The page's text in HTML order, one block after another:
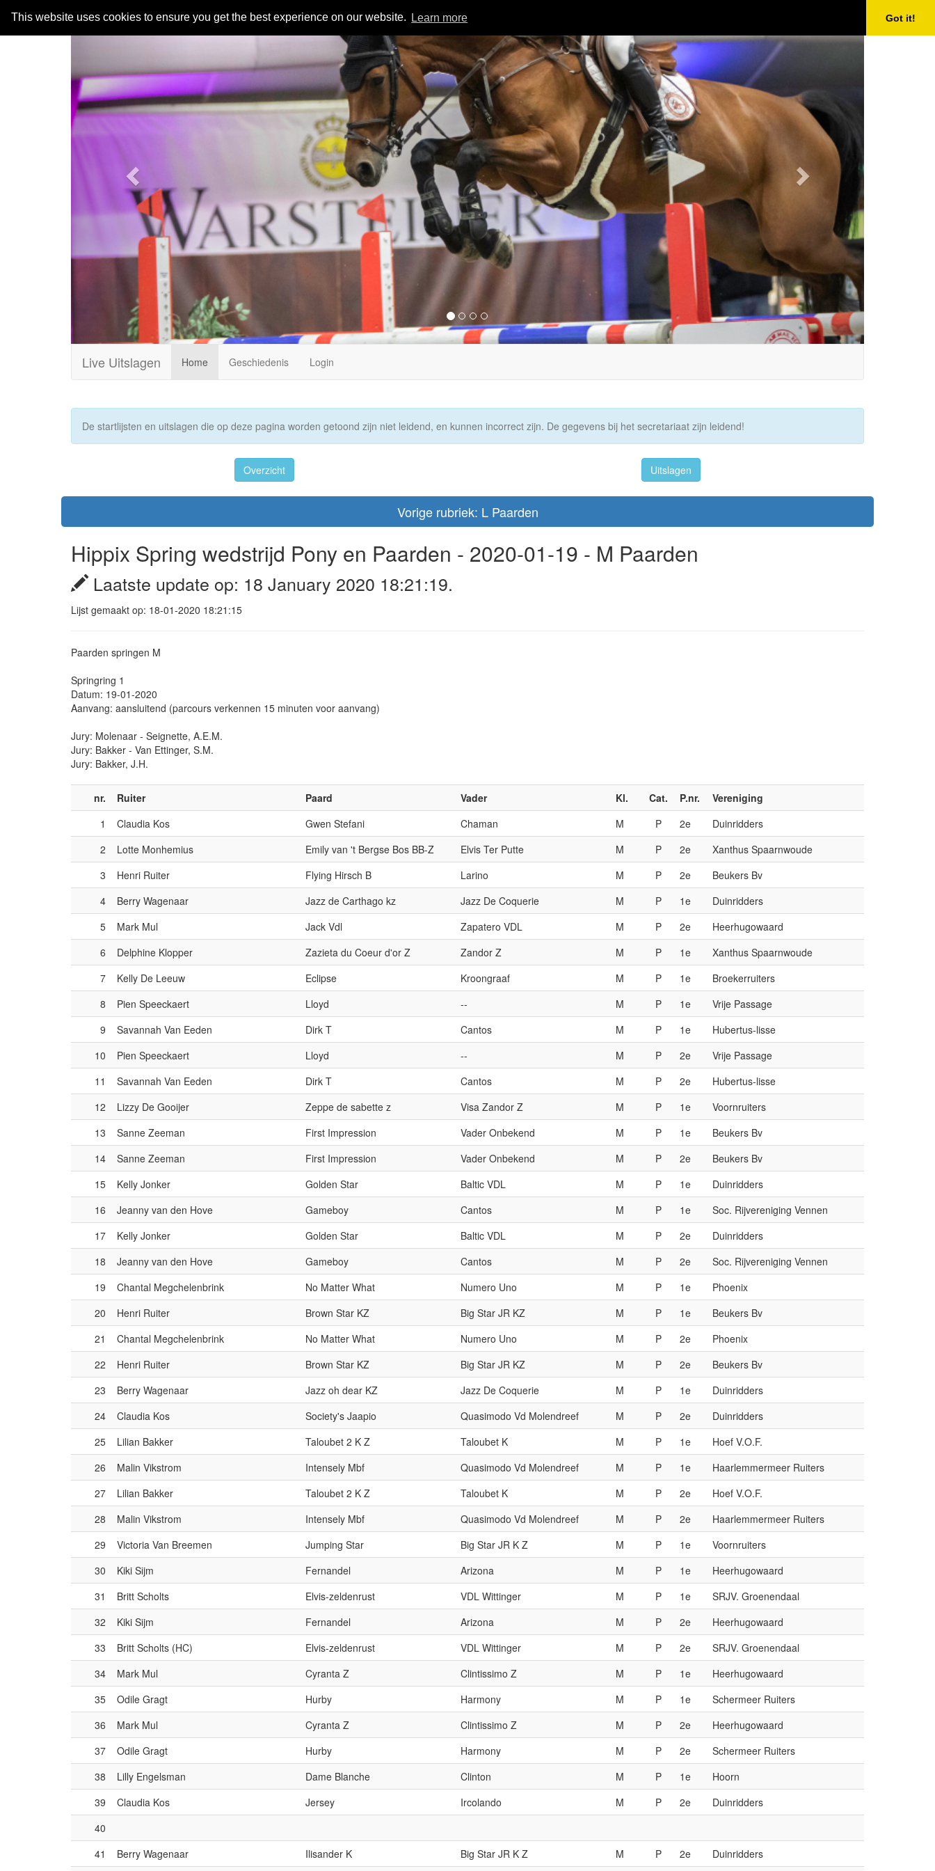
This website uses cookies to ensure you get the best experience on our website. Learn more Got it!
Previous
Live Uitslagen Home Geschiedenis Login
De startlijsten en uitslagen die op deze pagina worden getoond zijn niet leidend, en kunnen incorrect zijn. De gegevens bij het secretariaat zijn leidend!
Overzicht Uitslagen
Vorige rubriek: L Paarden
Hippix Spring wedstrijd Pony en Paarden - 2020-01-19 - M Paarden
Laatste update op: 18 January 2020 18:21:19.
Lijst gemaakt op: 18-01-2020 18:21:15
Paarden springen M
Springring 1
Datum: 19-01-2020
Aanvang: aansluitend (parcours verkennen 15 minuten voor aanvang)
Jury: Molenaar - Seignette, A.E.M.
Jury: Bakker - Van Ettinger, S.M.
Jury: Bakker, J.H.
nr. Ruiter Paard Vader Kl. Cat. P.nr.
Vereniging
1
Claudia Kos Gwen Stefani Chaman M P 2e
Duinridders
2
Lotte Monhemius Emily van 't Bergse Bos BB-Z Elvis Ter Putte M P 2e
Xanthus Spaarnwoude
3
Henri Ruiter Flying Hirsch B Larino M P 2e
Beukers Bv
4
Berry Wagenaar Jazz de Carthago kz Jazz De Coquerie M P 1e
Duinridders
5
Mark Mul Jack Vdl Zapatero VDL M P 2e
Heerhugowaard
6
Delphine Klopper Zazieta du Coeur d'or Z Zandor Z M P 1e
Xanthus Spaarnwoude
7
Kelly De Leeuw Eclipse Kroongraaf M P 1e
Broekerruiters
8
Pien Speeckaert Lloyd -- M P 1e
Vrije Passage
9
Savannah Van Eeden Dirk T Cantos M P 1e
Hubertus-lisse
10
Pien Speeckaert Lloyd -- M P 2e
Vrije Passage
11
Savannah Van Eeden Dirk T Cantos M P 2e
Hubertus-lisse
12
Lizzy De Gooijer Zeppe de sabette z Visa Zandor Z M P 1e
Voornruiters
13
Sanne Zeeman First Impression Vader Onbekend M P 1e
Beukers Bv
14
Sanne Zeeman First Impression Vader Onbekend M P 2e
Beukers Bv
15
Kelly Jonker Golden Star Baltic VDL M P 1e
Duinridders
16
Jeanny van den Hove Gameboy Cantos M P 1e
Soc. Rijvereniging Vennen
17
Kelly Jonker Golden Star Baltic VDL M P 2e
Duinridders
18
Jeanny van den Hove Gameboy Cantos M P 2e
Soc. Rijvereniging Vennen
19
Chantal Megchelenbrink No Matter What Numero Uno M P 1e
Phoenix
20
Henri Ruiter Brown Star KZ Big Star JR KZ M P 1e
Beukers Bv
21
Chantal Megchelenbrink No Matter What Numero Uno M P 2e
Phoenix
22
Henri Ruiter Brown Star KZ Big Star JR KZ M P 2e
Beukers Bv
23
Berry Wagenaar Jazz oh dear KZ Jazz De Coquerie M P 1e
Duinridders
24
Claudia Kos Society's Jaapio Quasimodo Vd Molendreef M P 2e
Duinridders
25
Lilian Bakker Taloubet 2 K Z Taloubet K M P 1e
Hoef V.O.F.
26
Malin Vikstrom Intensely Mbf Quasimodo Vd Molendreef M P 1e
Haarlemmermeer Ruiters
27
Lilian Bakker Taloubet 2 K Z Taloubet K M P 2e
Hoef V.O.F.
28
Malin Vikstrom Intensely Mbf Quasimodo Vd Molendreef M P 2e
Haarlemmermeer Ruiters
29
Victoria Van Breemen Jumping Star Big Star JR K Z M P 1e
Voornruiters
30
Kiki Sijm Fernandel Arizona M P 1e
Heerhugowaard
31
Britt Scholts Elvis-zeldenrust VDL Wittinger M P 1e
SRJV. Groenendaal
32
Kiki Sijm Fernandel Arizona M P 2e
Heerhugowaard
33
Britt Scholts (HC) Elvis-zeldenrust VDL Wittinger M P 2e
SRJV. Groenendaal
34
Mark Mul Cyranta Z Clintissimo Z M P 1e
Heerhugowaard
35
Odile Gragt Hurby Harmony M P 1e
Schermeer Ruiters
36
Mark Mul Cyranta Z Clintissimo Z M P 2e
Heerhugowaard
37
Odile Gragt Hurby Harmony M P 2e
Schermeer Ruiters
38
Lilly Engelsman Dame Blanche Clinton M P 1e
Hoorn
39
Claudia Kos Jersey Ircolando M P 2e
Duinridders
40
41
Berry Wagenaar Ilisander K Big Star JR K Z M P 2e Duinridders